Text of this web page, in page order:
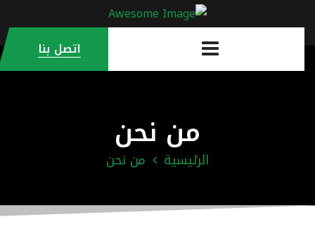
اتصل بنا
من نحن
الرئيسية من نحن